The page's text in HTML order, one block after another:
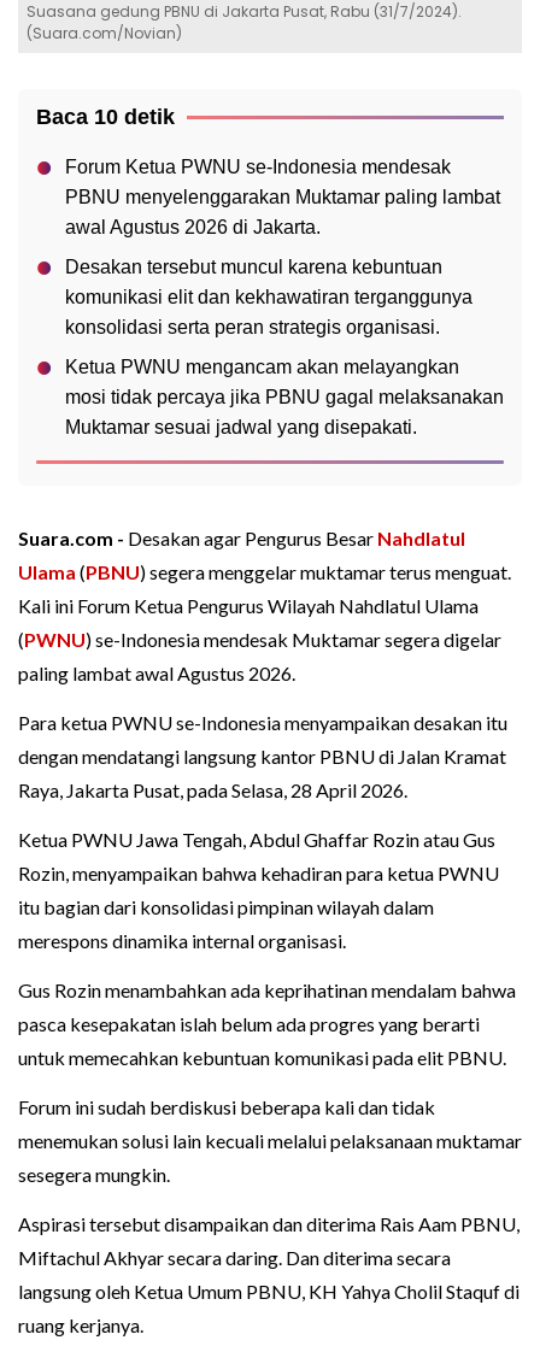
Suasana gedung PBNU di Jakarta Pusat, Rabu (31/7/2024).
(Suara.com/Novian)
Baca 10 detik
Forum Ketua PWNU se-Indonesia mendesak
PBNU menyelenggarakan Muktamar paling lambat
awal Agustus 2026 di Jakarta.
Desakan tersebut muncul karena kebuntuan
komunikasi elit dan kekhawatiran terganggunya
konsolidasi serta peran strategis organisasi.
Ketua PWNU mengancam akan melayangkan
mosi tidak percaya jika PBNU gagal melaksanakan
Muktamar sesuai jadwal yang disepakati.
Suara.com - Desakan agar Pengurus Besar Nahdlatul
Ulama (PBNU) segera menggelar muktamar terus menguat.
Kali ini Forum Ketua Pengurus Wilayah Nahdlatul Ulama
(PWNU) se-Indonesia mendesak Muktamar segera digelar
paling lambat awal Agustus 2026.
Para ketua PWNU se-Indonesia menyampaikan desakan itu
dengan mendatangi langsung kantor PBNU di Jalan Kramat
Raya, Jakarta Pusat, pada Selasa, 28 April 2026.
Ketua PWNU Jawa Tengah, Abdul Ghaffar Rozin atau Gus
Rozin, menyampaikan bahwa kehadiran para ketua PWNU
itu bagian dari konsolidasi pimpinan wilayah dalam
merespons dinamika internal organisasi.
Gus Rozin menambahkan ada keprihatinan mendalam bahwa
pasca kesepakatan islah belum ada progres yang berarti
untuk memecahkan kebuntuan komunikasi pada elit PBNU.
Forum ini sudah berdiskusi beberapa kali dan tidak
menemukan solusi lain kecuali melalui pelaksanaan muktamar
sesegera mungkin.
Aspirasi tersebut disampaikan dan diterima Rais Aam PBNU,
Miftachul Akhyar secara daring. Dan diterima secara
langsung oleh Ketua Umum PBNU, KH Yahya Cholil Staquf di
ruang kerjanya.